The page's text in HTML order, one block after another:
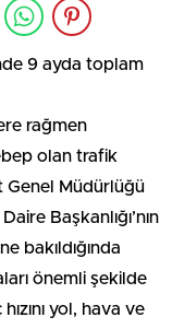
9 ayda toplam
rağmen
olan trafik
Genel Müdürlüğü
Başkanlığı’nın
bakıldığında
önemli şekilde
yol, hava ve